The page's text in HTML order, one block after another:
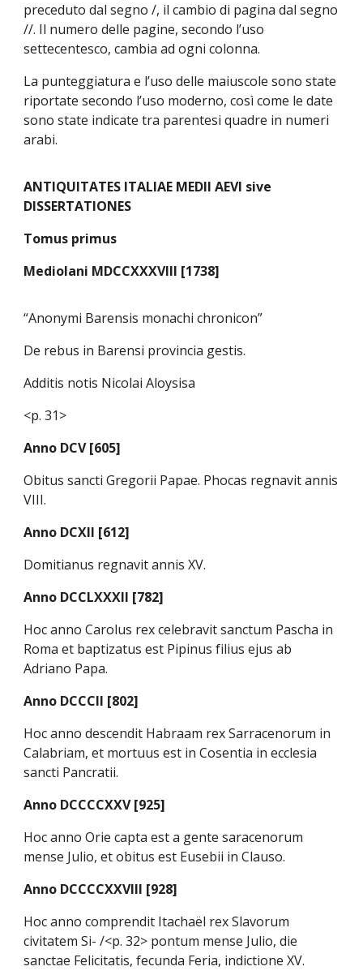
preceduto dal segno /, il cambio di pagina dal segno
//. Il numero delle pagine, secondo l’uso
settecentesco, cambia ad ogni colonna.
La punteggiatura e l’uso delle maiuscole sono state
riportate secondo l’uso moderno, così come le date
sono state indicate tra parentesi quadre in numeri
arabi.
ANTIQUITATES ITALIAE MEDII AEVI sive
DISSERTATIONES
Tomus primus
Mediolani MDCCXXXVIII [1738]
“Anonymi Barensis monachi chronicon”
De rebus in Barensi provincia gestis.
Additis notis Nicolai Aloysisa
<p. 31>
Anno DCV [605]
Obitus sancti Gregorii Papae. Phocas regnavit annis
VIII.
Anno DCXII [612]
Domitianus regnavit annis XV.
Anno DCCLXXXII [782]
Hoc anno Carolus rex celebravit sanctum Pascha in
Roma et baptizatus est Pipinus filius ejus ab
Adriano Papa.
Anno DCCCII [802]
Hoc anno descendit Habraam rex Sarracenorum in
Calabriam, et mortuus est in Cosentia in ecclesia
sancti Pancratii.
Anno DCCCCXXV [925]
Hoc anno Orie capta est a gente saracenorum
mense Julio, et obitus est Eusebii in Clauso.
Anno DCCCCXXVIII [928]
Hoc anno comprendit Itachaël rex Slavorum
civitatem Si- /<p. 32> pontum mense Julio, die
sanctae Felicitatis, fecunda Feria, indictione XV.